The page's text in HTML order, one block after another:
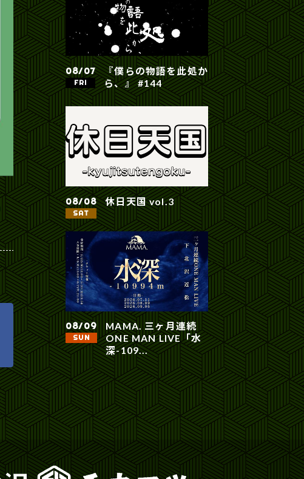
08/07
FRI
『僕らの物語を此処か
ら、』 #144
08/08
SAT
休日天国 vol.3
08/09
SUN
MAMA. 三ヶ月連続
ONE MAN LIVE「水
深-109...